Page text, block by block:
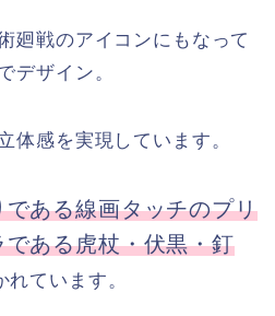
廻戦のアイコンにもなって
デザイン。
体感を実現しています。
ある線画タッチのプリ
ある虎杖・伏黒・釘
れています。